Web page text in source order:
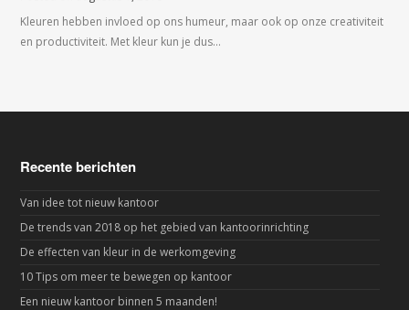
Kleuren hebben invloed op ons humeur, maar ook op onze creativiteit
en productiviteit. Met kleur kun je dus…
Recente berichten
Van idee tot nieuw kantoor
De trends van 2018 op het gebied van kantoorinrichting
De effecten van kleur in de werkomgeving
10 Tips om meer te bewegen op kantoor
Een nieuw kantoor binnen 5 maanden!